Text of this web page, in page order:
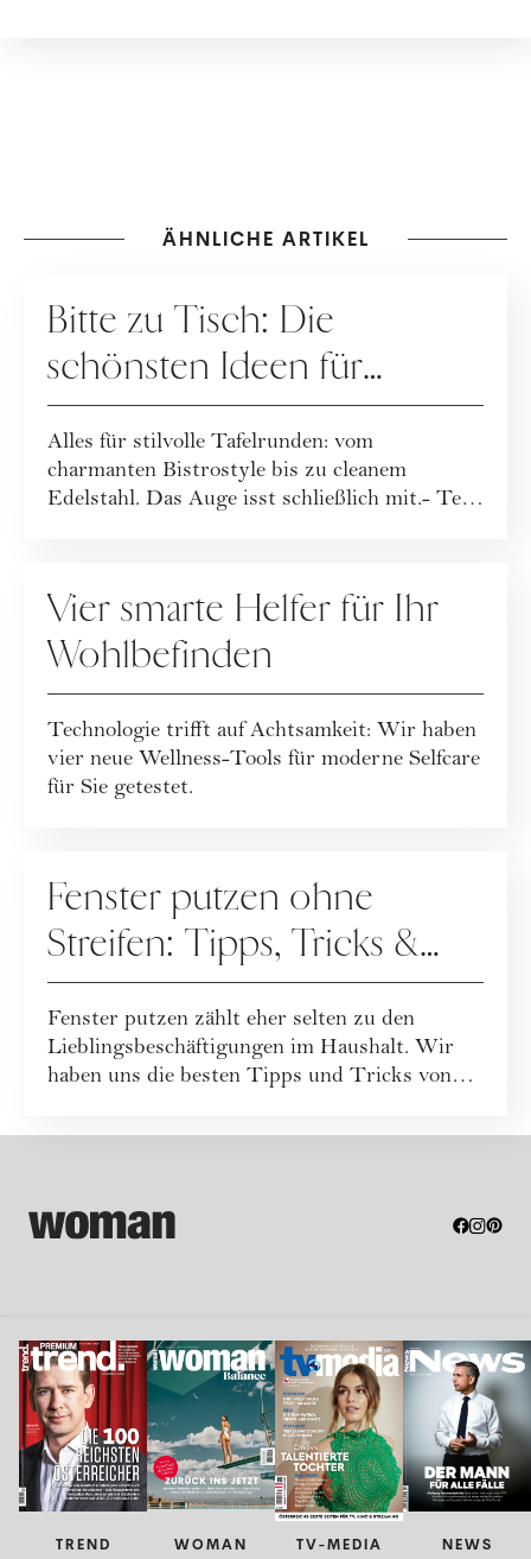
ÄHNLICHE ARTIKEL
Bitte zu Tisch: Die
schönsten Ideen für
stilvolle Tafelrunden
Alles für stilvolle Tafelrunden: vom
charmanten Bistrostyle bis zu cleanem
Edelstahl. Das Auge isst schließlich mit.- Text
Vier smarte Helfer für Ihr
Wohlbefinden
Technologie trifft auf Achtsamkeit: Wir haben
vier neue Wellness-Tools für moderne Selfcare
für Sie getestet.
Fenster putzen ohne
Streifen: Tipps, Tricks &
Haushaltsmittel
Fenster putzen zählt eher selten zu den
Lieblingsbeschäftigungen im Haushalt. Wir
haben uns die besten Tipps und Tricks von
TREND WOMAN TV-MEDIA NEWS